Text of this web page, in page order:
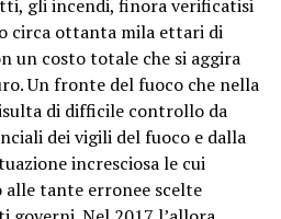
gli incendi, finora verificatisi
circa ottanta mila ettari di
un costo totale che si aggira
Un fronte del fuoco che nella
di difficile controllo da
dei vigili del fuoco e dalla
incresciosa le cui
tante erronee scelte